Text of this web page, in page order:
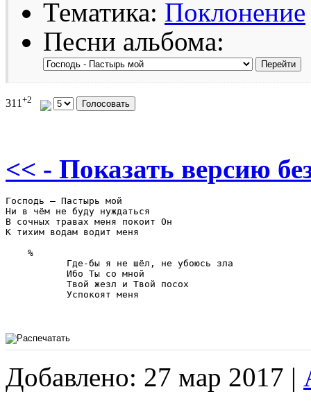
Тематика: Поклонение
Песни альбома:
311 +2
<< - Показать версию
Господь – Пастырь мой
Ни в чём не буду нуждаться
В сочных травах меня покоит Он
К тихим водам водит меня
    %
           Где-бы я не шёл, не убоюсь зла
           Ибо Ты со мной
           Твой жезл и Твой посох
           Успокоят меня
Добавлено: 27 мар 2017 |